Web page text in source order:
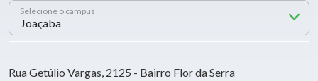
Selecione o campus
Rua Getúlio Vargas, 2125 - Bairro Flor da Serra